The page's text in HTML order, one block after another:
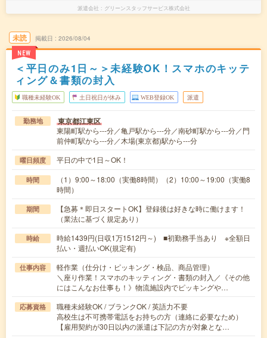
派遣会社 グリーンスタッフサービス株式会社
未読
NEW
掲載日 2026/08/04
＜平日のみ1日～＞未経験OK！スマホのキッテ
ィング＆書類の封入
職種未経験OK 土日祝日が休み WEB登録OK 派遣
勤務地 東京都江東区
東陽町駅から---分／亀戸駅から---分／南砂町駅から---分／門
前仲町駅から---分／木場(東京都)駅から---分
曜日頻度 平日の中で1日～OK！
時間
（1）9:00～18:00（実働8時間）（2）10:00～19:00（実働8
時間）
期間
【急募＊即日スタートOK】登録後は好きな時に働けます！
（業法に基づく規定あり）
時給
時給1439円(日収1万1512円～) ■初勤務手当あり ※全額日
払い・週払いOK(規定有)
仕事内容
軽作業（仕分け・ピッキング・検品、商品管理）
＼座り作業！スマホのキッティング・書類の封入／《その他
にはこんなお仕事も！》物流施設内でピッキングや…
応募資格
職種未経験OK / ブランクOK / 英語力不要
高校生は不可携帯電話をお持ちの方（連絡に必要なため）
【雇用契約が30日以内の派遣は下記の方が対象とな…